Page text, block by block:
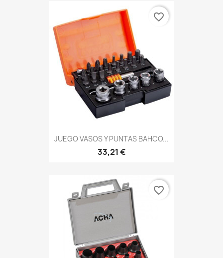
JUEGO VASOS Y PUNTAS BAHCO...
33,21 €
favorite_border
favorite_border